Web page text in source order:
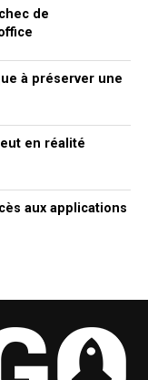
de
à préserver une
en réalité
aux applications